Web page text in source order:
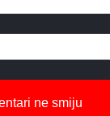
ne smiju